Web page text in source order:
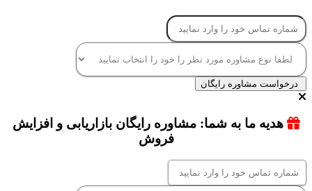
درخواست مشاوره رایگان
هدیه ما به شما: مشاوره رایگان بازاریابی و افزایش
فروش